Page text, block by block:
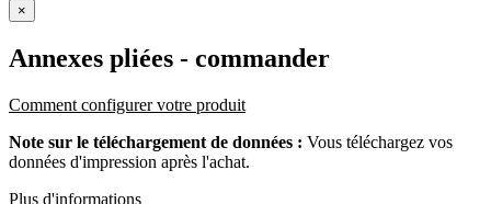
×
Annexes pliées - commander
Comment configurer votre produit
Note sur le téléchargement de données : Vous téléchargez vos
données d'impression après l'achat.
Plus d'informations